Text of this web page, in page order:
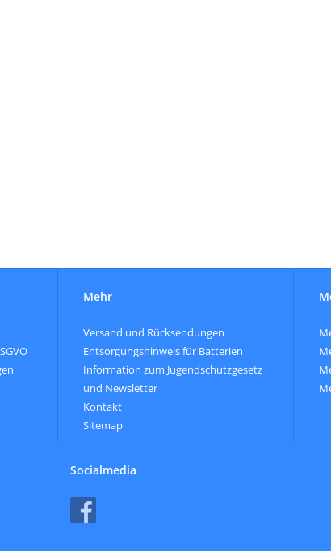
Mehr
Versand und Rücksendungen
Entsorgungshinweis für Batterien
Information zum Jugendschutzgesetz
und Newsletter
Kontakt
Sitemap
Socialmedia